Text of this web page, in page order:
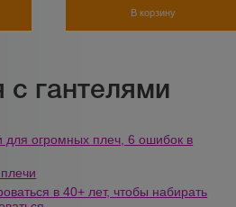
В корзину
гантелями
для огромных плеч, 6 ошибок в
в 40+ лет, чтобы набирать